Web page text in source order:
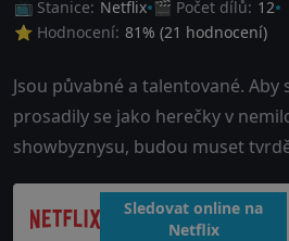
📺 Stanice: Netflix 🎬 Počet dílů: 12
⭐ Hodnocení: 81% (21 hodnocení)
Jsou půvabné a talentované. Aby
prosadily se jako herečky v
showbyznysu, budou muset
Sledovat online na
Netflix